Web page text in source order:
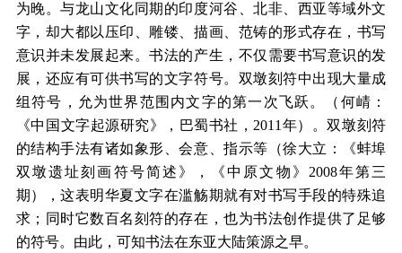
为晚。与龙山文化同期的印度河谷、北非、西亚等域外文
字，却大都以压印、雕镂、描画、范铸的形式存在，书写
意识并未发展起来。书法的产生，不仅需要书写意识的发
展，还应有可供书写的文字符号。双墩刻符中出现大量成
组符号，允为世界范围内文字的第一次飞跃。（何崝：
《中国文字起源研究》，巴蜀书社，2011年）。双墩刻符
的结构手法有诸如象形、会意、指示等（徐大立：《蚌埠
双墩遗址刻画符号简述》，《中原文物》2008年第三
期），这表明华夏文字在滥觞期就有对书写手段的特殊追
求；同时它数百名刻符的存在，也为书法创作提供了足够
的符号。由此，可知书法在东亚大陆策源之早。